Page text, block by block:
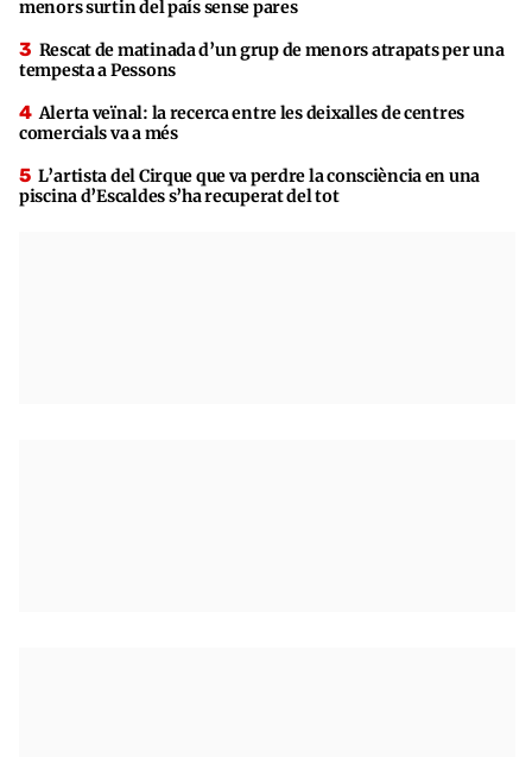
menors surtin del país sense pares
Rescat de matinada d’un grup de menors atrapats per una
tempesta a Pessons
Alerta veïnal: la recerca entre les deixalles de centres
comercials va a més
L’artista del Cirque que va perdre la consciència en una
piscina d’Escaldes s’ha recuperat del tot